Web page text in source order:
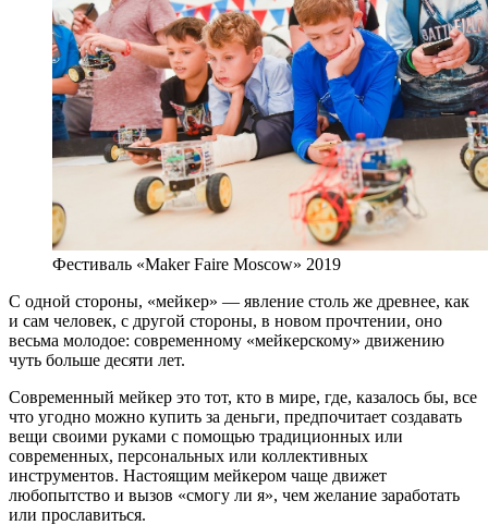
Фестиваль «Maker Faire Moscow» 2019
С одной стороны, «мейкер» — явление столь же древнее, как
и сам человек, с другой стороны, в новом прочтении, оно
весьма молодое: современному «мейкерскому» движению
чуть больше десяти лет.
Современный мейкер это тот, кто в мире, где, казалось бы, все
что угодно можно купить за деньги, предпочитает создавать
вещи своими руками с помощью традиционных или
современных, персональных или коллективных
инструментов. Настоящим мейкером чаще движет
любопытство и вызов «смогу ли я», чем желание заработать
или прославиться.